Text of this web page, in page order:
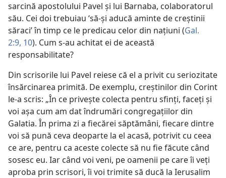
sarcină apostolului Pavel şi lui Barnaba, colaboratorul
său. Cei doi trebuiau ‘să-şi aducă aminte de creştinii
săraci’ în timp ce le predicau celor din naţiuni (Gal.
2:9, 10). Cum s-au achitat ei de această
responsabilitate?
Din scrisorile lui Pavel reiese că el a privit cu seriozitate
însărcinarea primită. De exemplu, creştinilor din Corint
le-a scris: „În ce priveşte colecta pentru sfinţi, faceţi şi
voi aşa cum am dat îndrumări congregaţiilor din
Galatia. În prima zi a fiecărei săptămâni, fiecare dintre
voi să pună ceva deoparte la el acasă, potrivit cu ceea
ce are, pentru ca aceste colecte să nu fie făcute când
sosesc eu. Iar când voi veni, pe oamenii pe care îi veţi
aproba prin scrisori, îi voi trimite să ducă la Ierusalim